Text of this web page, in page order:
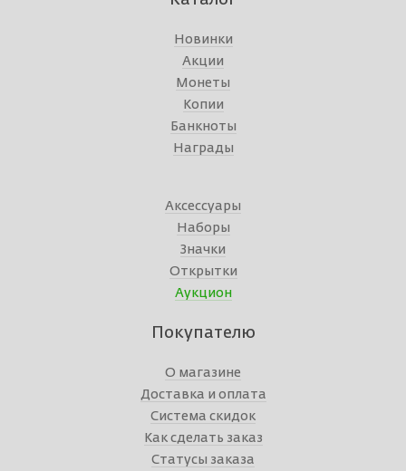
Новинки
Акции
Монеты
Копии
Банкноты
Награды
Аксессуары
Наборы
Значки
Открытки
Аукцион
Покупателю
О магазине
Доставка и оплата
Система скидок
Как сделать заказ
Статусы заказа